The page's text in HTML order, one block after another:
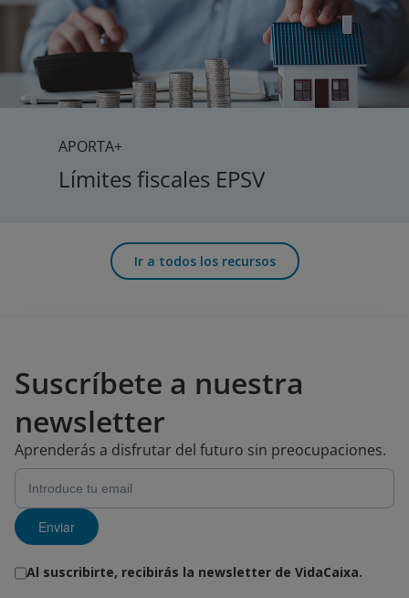
APORTA+
Límites fiscales EPSV
Ir a todos los recursos
Suscríbete a nuestra
newsletter
Aprenderás a disfrutar del futuro sin preocupaciones.
Enviar
Al suscribirte, recibirás la newsletter de VidaCaixa.